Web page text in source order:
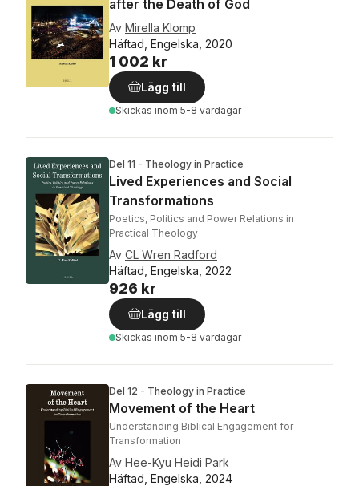
after the Death of God
Av Mirella Klomp
Häftad, Engelska, 2020
1 002 kr
Lägg till
Skickas inom 5-8 vardagar
Del 11 - Theology in Practice
Lived Experiences and Social
Transformations
Poetics, Politics and Power Relations in
Practical Theology
Av CL Wren Radford
Häftad, Engelska, 2022
926 kr
Lägg till
Skickas inom 5-8 vardagar
Del 12 - Theology in Practice
Movement of the Heart
Understanding Biblical Engagement for
Transformation
Av Hee-Kyu Heidi Park
Häftad, Engelska, 2024